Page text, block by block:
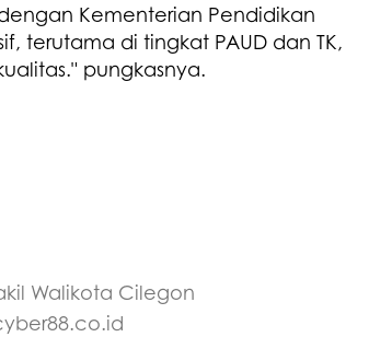
Kementerian Pendidikan
terutama di tingkat PAUD dan TK,
pungkasnya.
Walikota Cilegon